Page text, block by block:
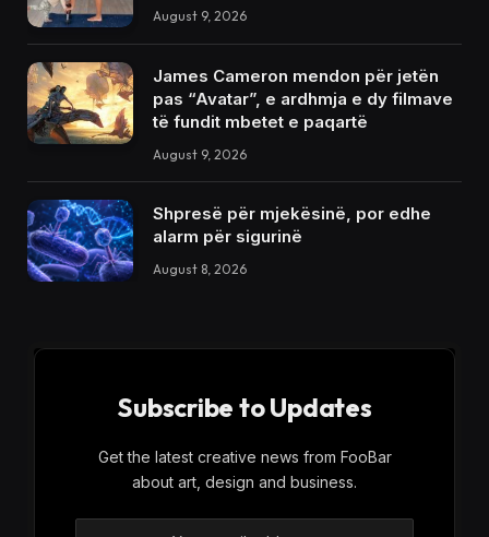
August 9, 2026
James Cameron mendon për jetën
pas “Avatar”, e ardhmja e dy filmave
të fundit mbetet e paqartë
August 9, 2026
Shpresë për mjekësinë, por edhe
alarm për sigurinë
August 8, 2026
Subscribe to Updates
Get the latest creative news from FooBar
about art, design and business.